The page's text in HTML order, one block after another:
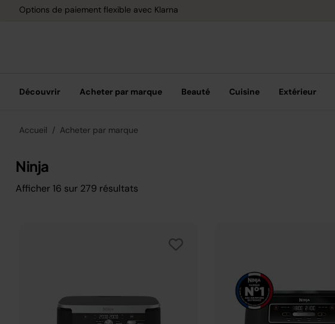
Options de paiement flexible avec Klarna
Découvrir Acheter par marque Beauté Cuisine Extérieur
Accueil Acheter par marque
Ninja
Afficher 16 sur 279 résultats